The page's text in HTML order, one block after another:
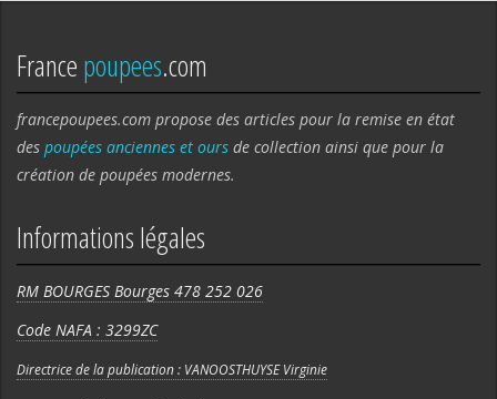
Francepoupees.com
francepoupees.com propose des articles pour la remise en état
des poupées anciennes et ours de collection ainsi que pour la
création de poupées modernes.
Informations légales
RM BOURGES Bourges 478 252 026
Code NAFA : 3299ZC
Directrice de la publication : VANOOSTHUYSE Virginie